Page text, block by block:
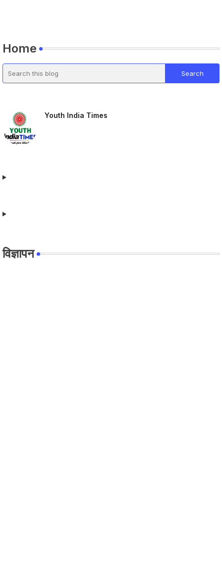
Home
Youth India Times
विज्ञापन